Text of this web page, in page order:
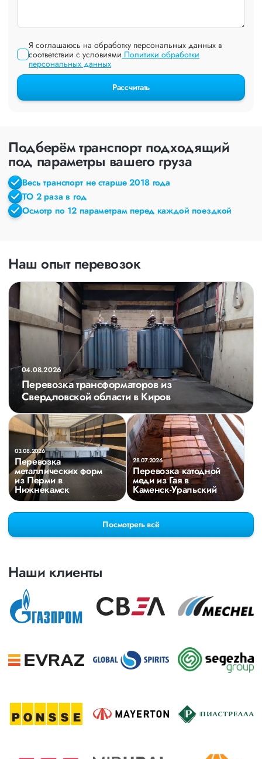
Я соглашаюсь на обработку персональных данных в
соответствии с условиями Политики обработки
персональных данных
Рассчитать
Подберём транспорт подходящий
под параметры вашего груза
Весь транспорт не старше 2018 года
ТО 2 раза в год
Осмотр по 12 параметрам перед каждой поездкой
Наш опыт перевозок
04.08.2026
Перевозка трансформаторов из
Свердловской области в Киров
03.08.2026
Перевозка
металлических форм
из Перми в
Нижнекамск
28.07.2026
Перевозка катодной
меди из Гая в
Каменск-Уральский
Посмотреть всё
Наши клиенты